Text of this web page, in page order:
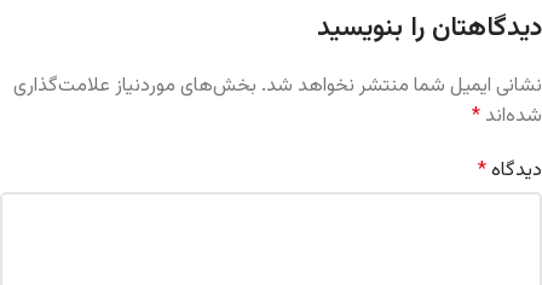
دیدگاهتان را بنویسید
نشانی ایمیل شما منتشر نخواهد شد. بخش‌های موردنیاز علامت‌گذاری
شده‌اند *
دیدگاه*